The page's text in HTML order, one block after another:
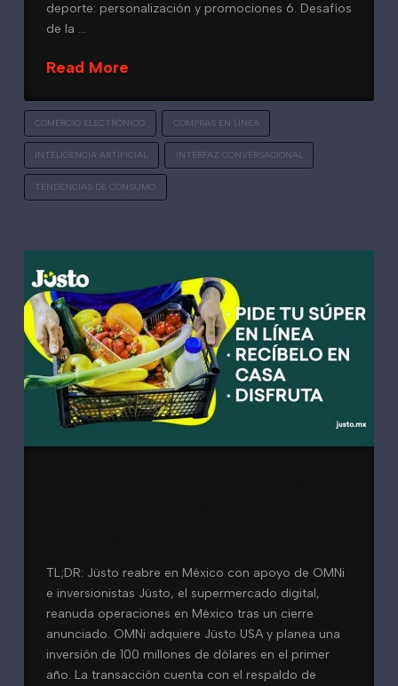
deporte: personalización y promociones 6. Desafíos
de la …
Read More
COMERCIO ELECTRÓNICO COMPRAS EN LÍNEA
INTELIGENCIA ARTIFICIAL INTERFAZ CONVERSACIONAL
TENDENCIAS DE CONSUMO
TL;DR: Jüsto reabre en México con apoyo de OMNi
e inversionistas Jüsto, el supermercado digital,
reanuda operaciones en México tras un cierre
anunciado. OMNi adquiere Jüsto USA y planea una
inversión de 100 millones de dólares en el primer
año. La transacción cuenta con el respaldo de